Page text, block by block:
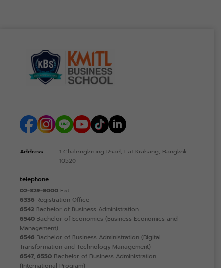
Address
1 Chalongkrung Road, Lat Krabang, Bangkok
10520
telephone
02-329-8000 Ext.
6336 Registration Office
6542 Bachelor of Business Administration
6540 Bachelor of Economics (Business Economics and
Management)
6546 Bachelor of Business Administration (Digital
Transformation and Technology Management)
6547, 6550 Bachelor of Business Administration
(International Program)